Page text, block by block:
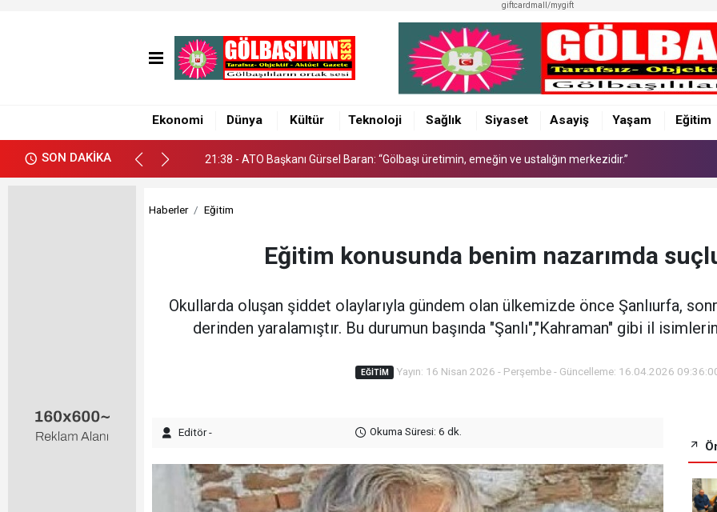
giftcardmall/mygift
Ekonomi Dünya Kültür Teknoloji Sağlık Siyaset Asayiş Yaşam Eğitim
SON DAKİKA
21:38 - ATO Başkanı Gürsel Baran: “Gölbaşı üretimin, emeğin ve ustalığın merkezidir.”
21:38 - ATO Başkanı Gürsel Baran: “Gölbaşı üretimin, emeğin ve ustalığın merkezidir.”
21:38 - ATO Başkanı Gürsel Baran: “Gölbaşı üretimin, emeğin ve ustalığın merkezidir.”
Haberler Eğitim
Eğitim konusunda benim nazarımda
Okullarda oluşan şiddet olaylarıyla gündem olan ülkemizde önce Şanlıurfa,
derinden yaralamıştır. Bu durumun başında "Şanlı","Kahraman" gibi il
EĞITIM Yayın: 16 Nisan 2026 - Perşembe - Güncelleme: 16.04.2026
Editör - Okuma Süresi: 6 dk.